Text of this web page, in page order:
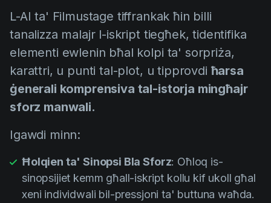
L-AI ta' Filmustage tiffrankak ħin billi
tanalizza malajr l-iskript tiegħek, tidentifika
elementi ewlenin bħal kolpi ta' sorpriża,
karattri, u punti tal-plot, u tipprovdi ħarsa
ġenerali komprensiva tal-istorja mingħajr
sforz manwali.
Igawdi minn:
Ħolqien ta' Sinopsi Bla Sforz: Oħloq is-
sinopsijiet kemm għall-iskript kollu kif ukoll għal
xeni individwali bil-pressjoni ta' buttuna waħda.